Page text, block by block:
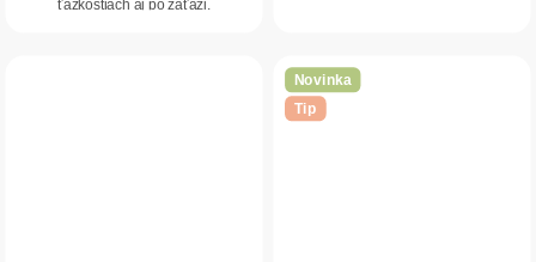
ťažkostiach aj po záťaži.
Novinka
Tip